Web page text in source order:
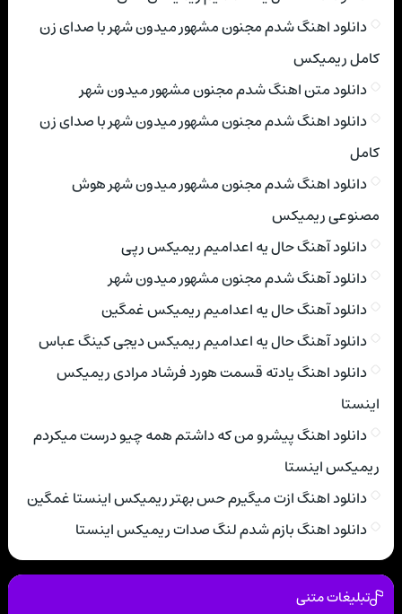
دانلود اهنگ شدم مجنون مشهور میدون شهر با صدای زن
کامل ریمیکس
دانلود متن اهنگ شدم مجنون مشهور میدون شهر
دانلود اهنگ شدم مجنون مشهور میدون شهر با صدای زن
کامل
دانلود اهنگ شدم مجنون مشهور میدون شهر هوش
مصنوعی ریمیکس
دانلود آهنگ حال یه اعدامیم ریمیکس رپی
دانلود آهنگ شدم مجنون مشهور میدون شهر
دانلود آهنگ حال یه اعدامیم ریمیکس غمگین
دانلود آهنگ حال یه اعدامیم ریمیکس دیجی کینگ عباس
دانلود اهنگ یادته قسمت هورد فرشاد مرادی ریمیکس
اینستا
دانلود اهنگ پیشرو من که داشتم همه چیو درست میکردم
ریمیکس اینستا
دانلود اهنگ ازت میگیرم حس بهتر ریمیکس اینستا غمگین
دانلود اهنگ بازم شدم لنگ صدات ریمیکس اینستا
تبلیغات متنی